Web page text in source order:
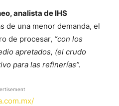
analista de IHS
de una menor demanda, el
de procesar, “con los
apretados, (el crudo
para las refinerías”.